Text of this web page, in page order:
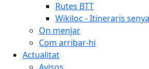
Rutes BTT
Wikiloc - Itineraris
On menjar
Com arribar-hi
Actualitat